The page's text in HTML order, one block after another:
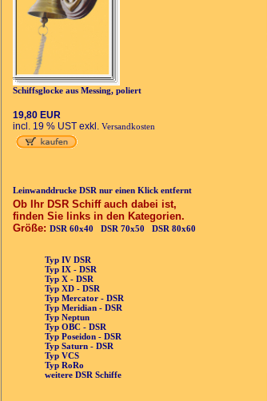
Schiffsglocke aus Messing, poliert
19,80 EUR
incl. 19 % UST exkl. Versandkosten
Leinwanddrucke DSR nur einen Klick entfernt
Ob Ihr DSR Schiff auch dabei ist,
finden Sie links in den Kategorien.
Größe: DSR 60x40 DSR 70x50 DSR 80x60
Typ IV DSR
Typ IX - DSR
Typ X - DSR
Typ XD - DSR
Typ Mercator - DSR
Typ Meridian - DSR
Typ Neptun
Typ OBC - DSR
Typ Poseidon - DSR
Typ Saturn - DSR
Typ VCS
Typ RoRo
weitere DSR Schiffe